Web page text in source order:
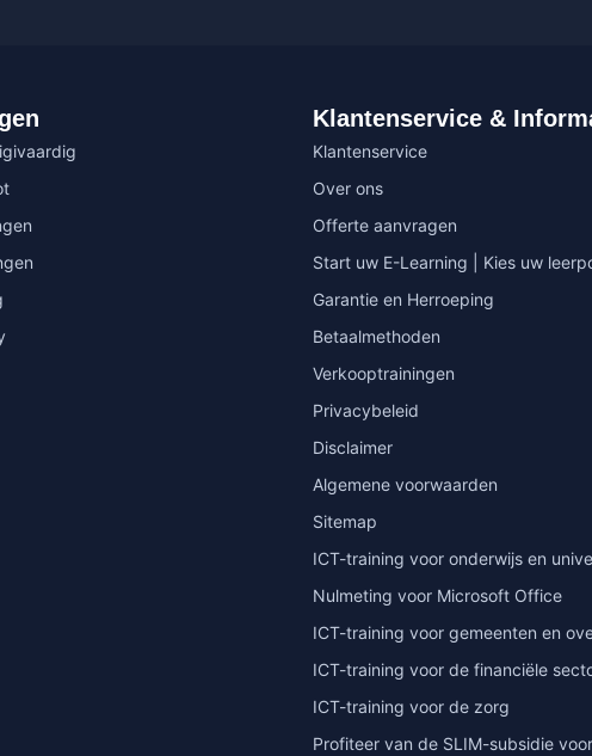
Klantenservice &
Klantenservice
Over ons
Offerte aanvragen
Start uw E-Learning | Kies uw
Garantie en Herroeping
Betaalmethoden
Verkooptrainingen
Privacybeleid
Disclaimer
Algemene voorwaarden
Sitemap
ICT-training voor onderwijs en
Nulmeting voor Microsoft Office
ICT-training voor gemeenten en
ICT-training voor de financiële
ICT-training voor de zorg
Profiteer van de SLIM-subsidie